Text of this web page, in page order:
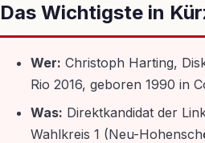
Das Wichtigste in
Wer: Christoph Harting,
Rio 2016, geboren 1990 in
Was: Direktkandidat der
Wahlkreis 1 (Neu-